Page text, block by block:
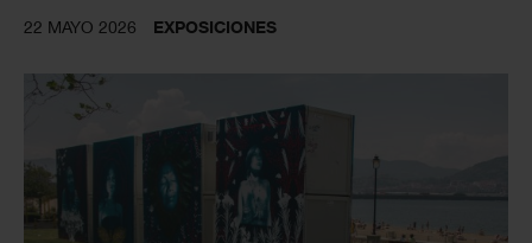
22 MAYO 2026 EXPOSICIONES